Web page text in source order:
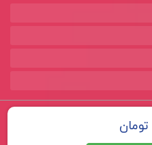
پروژه لند